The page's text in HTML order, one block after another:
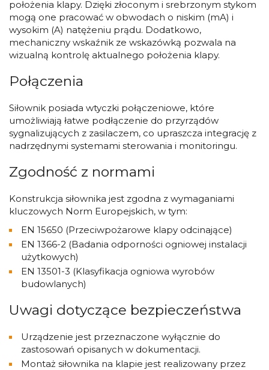
położenia klapy. Dzięki złoconym i srebrzonym stykom
mogą one pracować w obwodach o niskim (mA) i
wysokim (A) natężeniu prądu. Dodatkowo,
mechaniczny wskaźnik ze wskazówką pozwala na
wizualną kontrolę aktualnego położenia klapy.
Połączenia
Siłownik posiada wtyczki połączeniowe, które
umożliwiają łatwe podłączenie do przyrządów
sygnalizujących z zasilaczem, co upraszcza integrację z
nadrzędnymi systemami sterowania i monitoringu.
Zgodność z normami
Konstrukcja siłownika jest zgodna z wymaganiami
kluczowych Norm Europejskich, w tym:
EN 15650 (Przeciwpożarowe klapy odcinające)
EN 1366-2 (Badania odporności ogniowej instalacji
użytkowych)
EN 13501-3 (Klasyfikacja ogniowa wyrobów
budowlanych)
Uwagi dotyczące bezpieczeństwa
Urządzenie jest przeznaczone wyłącznie do
zastosowań opisanych w dokumentacji.
Montaż siłownika na klapie jest realizowany przez